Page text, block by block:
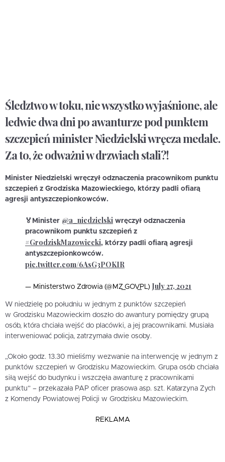
Śledztwo w toku, nie wszystko wyjaśnione, ale
ledwie dwa dni po awanturze pod punktem
szczepień minister Niedzielski wręcza medale.
Za to, że odważni w drzwiach stali?!
Minister Niedzielski wręczył odznaczenia pracownikom punktu
szczepień z Grodziska Mazowieckiego, którzy padli ofiarą
agresji antyszczepionkowców.
🏅Minister @a_niedzielski wręczył odznaczenia
pracownikom punktu szczepień z
#GrodziskMazowiecki, którzy padli ofiarą agresji
antyszczepionkowców.
pic.twitter.com/6AsG3POKIR
— Ministerstwo Zdrowia (@MZ_GOV_PL) July 27, 2021
W niedzielę po południu w jednym z punktów szczepień
w Grodzisku Mazowieckim doszło do awantury pomiędzy grupą
osób, która chciała wejść do placówki, a jej pracownikami. Musiała
interweniować policja, zatrzymała dwie osoby.
„Około godz. 13.30 mieliśmy wezwanie na interwencję w jednym z
punktów szczepień w Grodzisku Mazowieckim. Grupa osób chciała
siłą wejść do budynku i wszczęła awanturę z pracownikami
punktu” – przekazała PAP oficer prasowa asp. szt. Katarzyna Zych
z Komendy Powiatowej Policji w Grodzisku Mazowieckim.
REKLAMA